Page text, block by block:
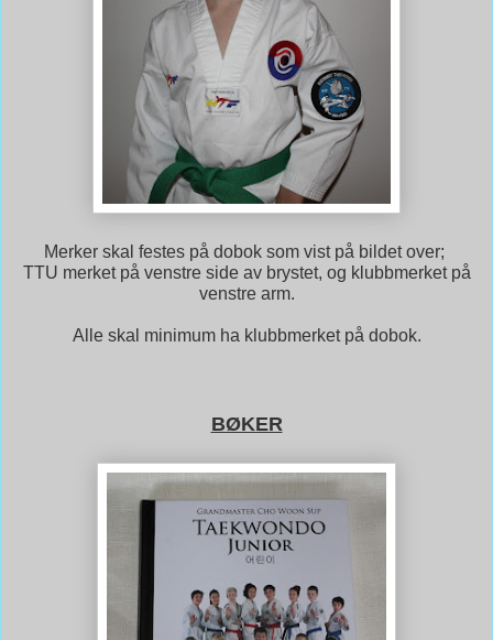
Merker skal festes på dobok som vist på bildet over;
TTU merket på venstre side av brystet, og klubbmerket på
venstre arm.
Alle skal minimum ha klubbmerket på dobok.
BØKER